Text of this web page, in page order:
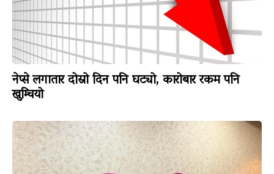
नेप्से लगातार दोस्रो दिन पनि घट्यो, कारोबार रकम पनि
खुम्चियो